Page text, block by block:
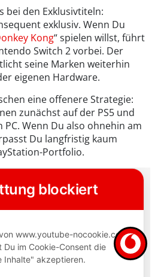
bei den Exklusivtiteln:
exklusiv. Wenn Du
Kong“ spielen willst, führt
Switch 2 vorbei. Der
seine Marken weiterhin
eigenen Hardware.
eine offenere Strategie:
zunächst auf der PS5 und
Wenn Du also ohnehin am
Du langfristig kaum
Portfolio.